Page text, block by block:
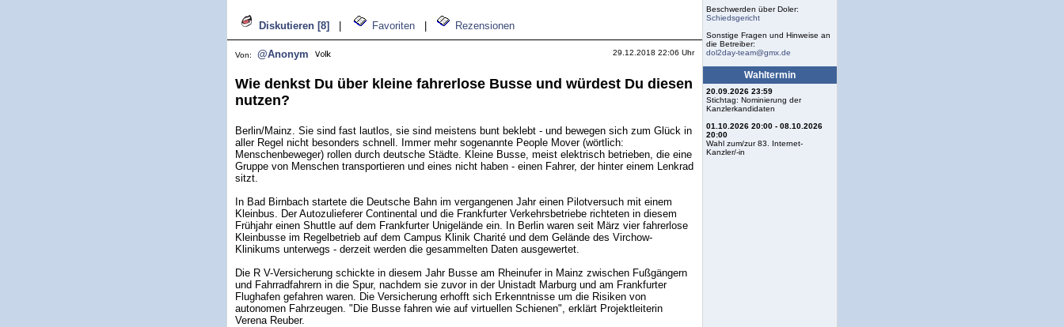
Diskutieren [8] Favoriten Rezensionen
Von: @Anonym 29.12.2018 22:06 Uhr
Wie denkst Du über kleine fahrerlose Busse und würdest Du diesen
nutzen?
Berlin/Mainz. Sie sind fast lautlos, sie sind meistens bunt beklebt - und bewegen sich zum Glück in
aller Regel nicht besonders schnell. Immer mehr sogenannte People Mover (wörtlich:
Menschenbeweger) rollen durch deutsche Städte. Kleine Busse, meist elektrisch betrieben, die eine
Gruppe von Menschen transportieren und eines nicht haben - einen Fahrer, der hinter einem Lenkrad
sitzt.
In Bad Birnbach startete die Deutsche Bahn im vergangenen Jahr einen Pilotversuch mit einem
Kleinbus. Der Autozulieferer Continental und die Frankfurter Verkehrsbetriebe richteten in diesem
Frühjahr einen Shuttle auf dem Frankfurter Unigelände ein. In Berlin waren seit März vier fahrerlose
Kleinbusse im Regelbetrieb auf dem Campus Klinik Charité und dem Gelände des Virchow-
Klinikums unterwegs - derzeit werden die gesammelten Daten ausgewertet.
Die R V-Versicherung schickte in diesem Jahr Busse am Rheinufer in Mainz zwischen Fußgängern
und Fahrradfahrern in die Spur, nachdem sie zuvor in der Unistadt Marburg und am Frankfurter
Flughafen gefahren waren. Die Versicherung erhofft sich Erkenntnisse um die Risiken von
autonomen Fahrzeugen. "Die Busse fahren wie auf virtuellen Schienen", erklärt Projektleiterin
Verena Reuber.
Beschwerden über Doler:
Schiedsgericht
Sonstige Fragen und Hinweise an
die Betreiber:
dol2day-team@gmx.de
Wahltermin
20.09.2026 23:59
Stichtag: Nominierung der
Kanzlerkandidaten
01.10.2026 20:00 - 08.10.2026
20:00
Wahl zum/zur 83. Internet-
Kanzler/-in